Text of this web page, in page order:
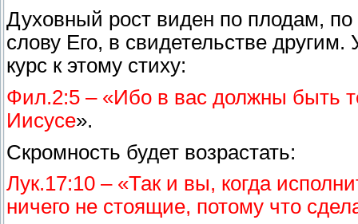
Духовный рост виден по плодам,
слову Его, в свидетельстве
курс к этому стиху:
Фил.2:5 – «Ибо в вас должны быть
Иисусе».
Скромность будет возрастать:
Лук.17:10 – «Так и вы, когда
ничего не стоящие, потому что